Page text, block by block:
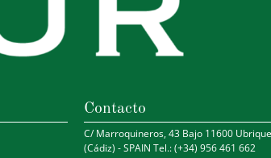
Contacto
C/ Marroquineros, 43 Bajo 11600 Ubrique
(Cádiz) - SPAIN Tel.: (+34) 956 461 662